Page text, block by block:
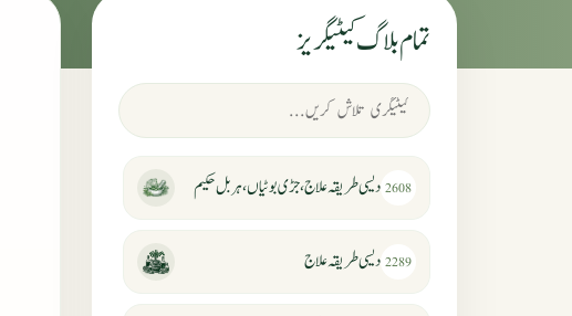
تمام بلاگ کیٹیگریز
2608 دیسی طریقہ علاج، جڑی بوٹیاں، ہربل حکیم
2289 دیسی طریقہ علاج